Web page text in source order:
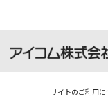
ダウンロ
の転用は
サイトのご利用に